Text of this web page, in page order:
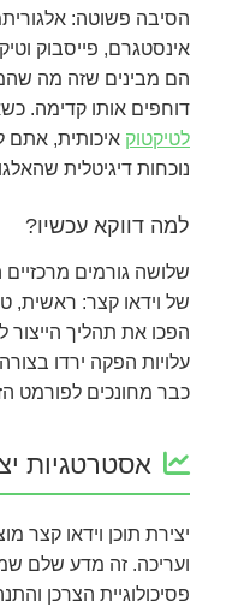
הסיבה פשוטה:
אינסטגרם, פייסבוק
הם מבינים שזה מה
דוחפים אותו קדימה.
לטיקטוק איכותית, אתם
נוכחות דיגיטלית
למה דווקא עכשיו?
של וידאו קצר: ראשית,
הפכו את תהליך הייצור
עלויות הפקה ירדו
כבר מחונכים לפורמט
אסטרטגיות
יצירת תוכן וידאו קצר
ועריכה. זה מדע שלם
פסיכולוגיית הצרכן